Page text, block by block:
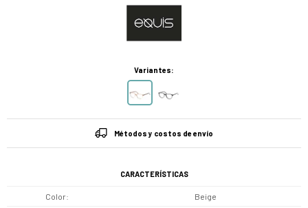
Variantes:
Métodos y costos de envío
CARACTERÍSTICAS
Color Beige